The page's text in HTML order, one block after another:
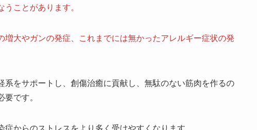
ことがあります。
大やガンの発症、これまでには無かったアレルギー症状の発
をサポートし、創傷治癒に貢献し、無駄のない筋肉を作るの
です。
からのストレスをより多く受けやすくなります。